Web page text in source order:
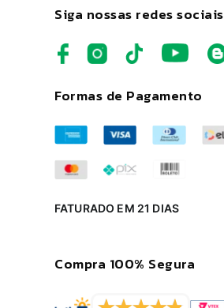
Siga nossas redes sociais
Formas de Pagamento
FATURADO EM 21 DIAS
Compra 100% Segura